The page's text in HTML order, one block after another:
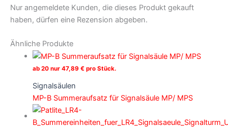
Nur angemeldete Kunden, die dieses Produkt gekauft
haben, dürfen eine Rezension abgeben.
Ähnliche Produkte
ab 20 nur 47,89 €pro Stück.
Signalsäulen
MP-B Summeraufsatz für Signalsäule MP/ MPS